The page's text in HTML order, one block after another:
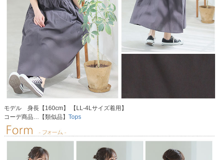
モデル 身長【160cm】 【LL-4Lサイズ着用】
コーデ商品…【類似品】 Tops